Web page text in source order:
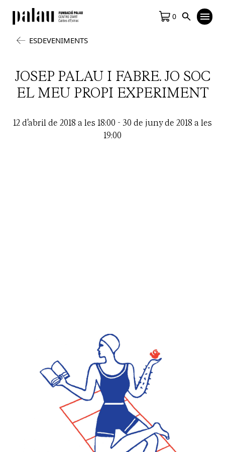
0
ESDEVENIMENTS
JOSEP PALAU I FABRE. JO SOC
EL MEU PROPI EXPERIMENT
12 d'abril de 2018 a les 18:00 - 30 de juny de 2018 a les
19:00